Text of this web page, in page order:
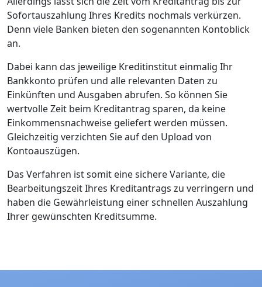
Sofortauszahlung Ihres Kredits nochmals verkürzen.
Denn viele Banken bieten den sogenannten Kontoblick
an.
Dabei kann das jeweilige Kreditinstitut einmalig Ihr
Bankkonto prüfen und alle relevanten Daten zu
Einkünften und Ausgaben abrufen. So können Sie
wertvolle Zeit beim Kreditantrag sparen, da keine
Einkommensnachweise geliefert werden müssen.
Gleichzeitig verzichten Sie auf den Upload von
Kontoauszügen.
Das Verfahren ist somit eine sichere Variante, die
Bearbeitungszeit Ihres Kreditantrags zu verringern und
haben die Gewährleistung einer schnellen Auszahlung
Ihrer gewünschten Kreditsumme.